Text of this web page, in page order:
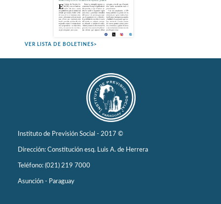
VER LISTA DE BOLETINES>
Instituto de Previsión Social - 2017 ©
Dirección: Constitución esq. Luis A. de Herrera
Teléfono: (021) 219 7000
Asunción - Paraguay